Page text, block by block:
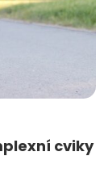
cviky